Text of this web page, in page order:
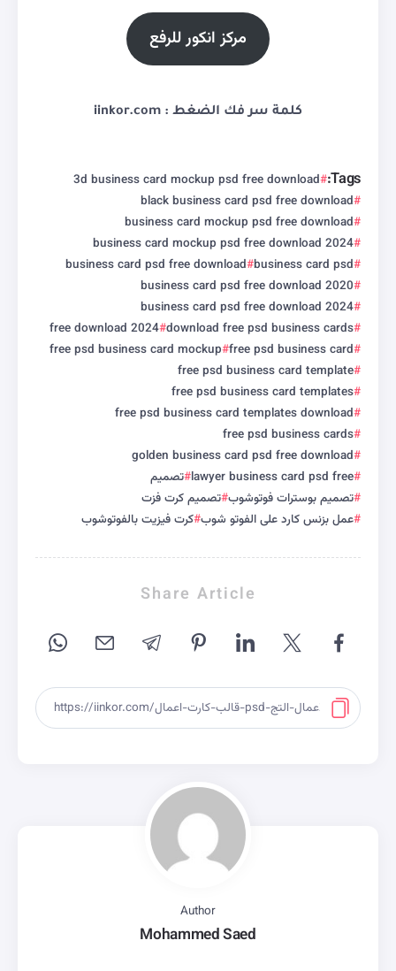
مركز انكور للرفع
كلمة سر فك الضغط : iinkor.com
Tags:
3d business card mockup psd free download
black business card psd free download
business card mockup psd free download
business card mockup psd free download 2024
business card psd
business card psd free download
business card psd free download 2020
business card psd free download 2024
download free psd business cards
free download 2024
free psd business card
free psd business card mockup
free psd business card template
free psd business card templates
free psd business card templates download
free psd business cards
golden business card psd free download
lawyer business card psd free تصميم
تصميم بوسترات فوتوشوب تصميم كرت فزت
عمل بزنس كارد على الفوتو شوب كرت فيزيت بالفوتوشوب
Share Article
Author
Mohammed Saed